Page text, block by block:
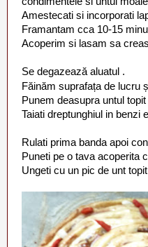
Amestecati si incorporati
Framantam cca 10-15
Acoperim si lasam sa
Se degazează aluatul .
Făinăm suprafața de lucru
Punem deasupra untul
Taiati dreptunghiul in benzi
Rulati prima banda apoi
Puneti pe o tava acoperita
Ungeti cu un pic de unt